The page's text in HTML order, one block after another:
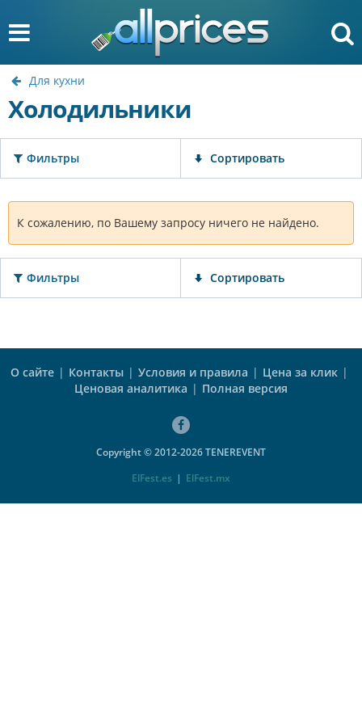
Для кухни
Холодильники
Фильтры Сортировать
К сожалению, по Вашему запросу ничего не найдено.
Фильтры Сортировать
О сайте | Контакты | Условия и правила | Цена за клик |
Ценовая аналитика | Полная версия
Copyright © 2012-2026 TENEREVENT
ElFest.es | ElFest.mx